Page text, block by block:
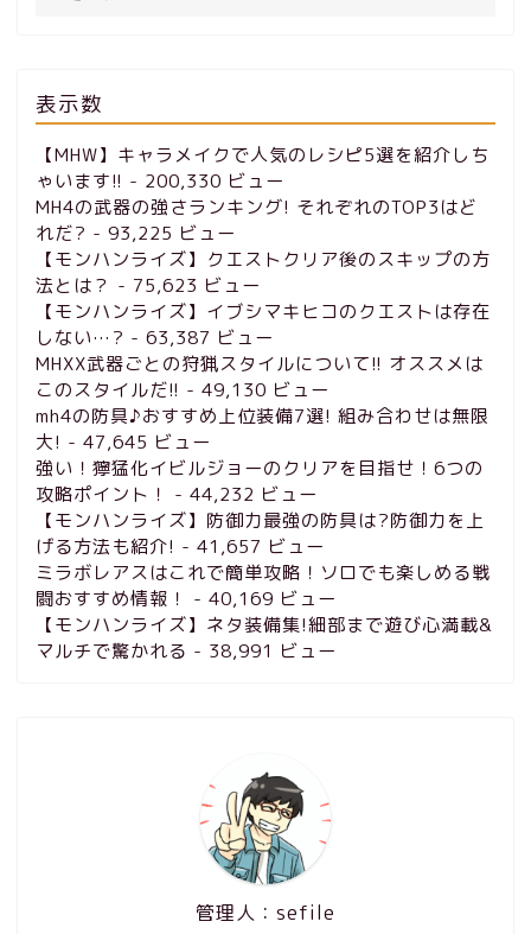
表示数
【MHW】キャラメイクで人気のレシピ5選を紹介しち
ゃいます!! - 200,330 ビュー
MH4の武器の強さランキング! それぞれのTOP3はど
れだ? - 93,225 ビュー
【モンハンライズ】クエストクリア後のスキップの方
法とは？ - 75,623 ビュー
【モンハンライズ】イブシマキヒコのクエストは存在
しない…? - 63,387 ビュー
MHXX武器ごとの狩猟スタイルについて!! オススメは
このスタイルだ!! - 49,130 ビュー
mh4の防具♪おすすめ上位装備7選! 組み合わせは無限
大! - 47,645 ビュー
強い！獰猛化イビルジョーのクリアを目指せ！6つの
攻略ポイント！
- 44,232 ビュー
【モンハンライズ】防御力最強の防具は?防御力を上
げる方法も紹介! - 41,657 ビュー
ミラボレアスはこれで簡単攻略！ソロでも楽しめる戦
闘おすすめ情報！
- 40,169 ビュー
【モンハンライズ】ネタ装備集!細部まで遊び心満載&
マルチで驚かれる - 38,991 ビュー
管理人：sefile